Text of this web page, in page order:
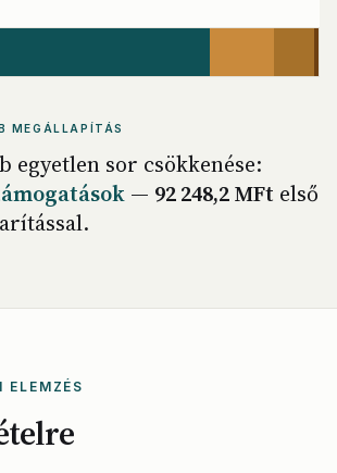
MEGÁLLAPÍTÁS
egyetlen sor csökkenése:
— 92 248,2 MFt első
ELEMZÉS